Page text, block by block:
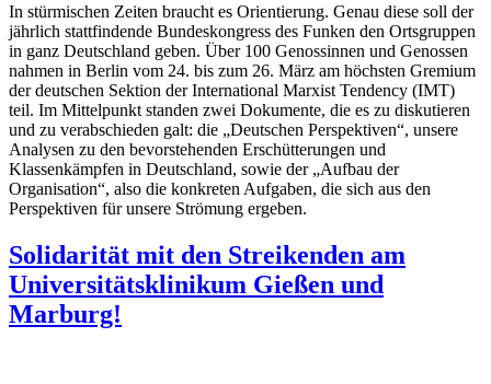
In stürmischen Zeiten braucht es Orientierung. Genau diese soll der
jährlich stattfindende Bundeskongress des Funken den Ortsgruppen
in ganz Deutschland geben. Über 100 Genossinnen und Genossen
nahmen in Berlin vom 24. bis zum 26. März am höchsten Gremium
der deutschen Sektion der International Marxist Tendency (IMT)
teil. Im Mittelpunkt standen zwei Dokumente, die es zu diskutieren
und zu verabschieden galt: die „Deutschen Perspektiven“, unsere
Analysen zu den bevorstehenden Erschütterungen und
Klassenkämpfen in Deutschland, sowie der „Aufbau der
Organisation“, also die konkreten Aufgaben, die sich aus den
Perspektiven für unsere Strömung ergeben.
Solidarität mit den Streikenden am
Universitätsklinikum Gießen und
Marburg!